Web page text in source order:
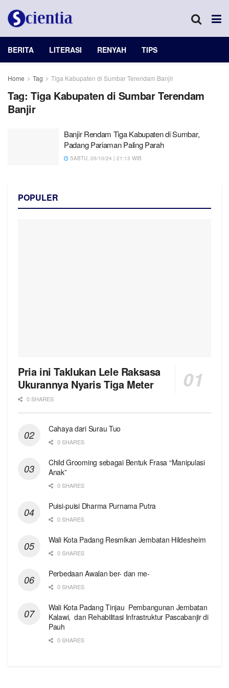
BERITA LITERASI RENYAH TIPS
Home Tag Tiga Kabupaten di Sumbar Terendam Banjir
Tag: Tiga Kabupaten di Sumbar Terendam
Banjir
Banjir Rendam Tiga Kabupaten di Sumbar,
Padang Pariaman Paling Parah
SABTU, 05/10/24 | 21:13 WIB
POPULER
Pria ini Taklukan Lele Raksasa
Ukurannya Nyaris Tiga Meter
0 SHARES
Cahaya dari Surau Tuo
0 SHARES
Child Grooming sebagai Bentuk Frasa “Manipulasi
Anak”
0 SHARES
Puisi-puisi Dharma Purnama Putra
0 SHARES
Wali Kota Padang Resmikan Jembatan Hildesheim
0 SHARES
Perbedaan Awalan ber- dan me-
0 SHARES
Wali Kota Padang Tinjau Pembangunan Jembatan
Kalawi, dan Rehabilitasi Infrastruktur Pascabanjir di
Pauh
0 SHARES